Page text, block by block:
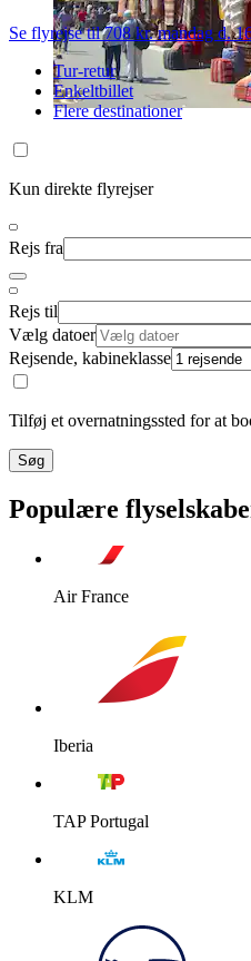
Se flyrejse til 708 kr. mandag d.
Tur-retur
Enkeltbillet
Flere destinationer
Kun direkte flyrejser
Rejs fra
Rejs til
Vælg datoer
Rejsende, kabineklasse
Tilføj et overnatningssted for at
Søg
Populære
Air France
Iberia
TAP Portugal
KLM